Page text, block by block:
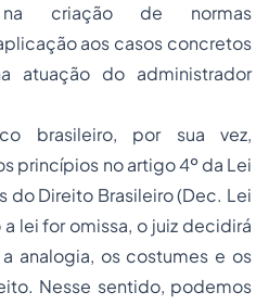
criação de normas
aos casos concretos
atuação do administrador
brasileiro, por sua vez,
princípios no artigo 4º da Lei
do Direito Brasileiro (Dec. Lei
lei for omissa, o juiz decidirá
analogia, os costumes e os
Nesse sentido, podemos